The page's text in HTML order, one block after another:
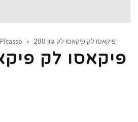
Picasso » פיקאסו לק פיקאסו לק גוון 288
פיקאסו לק